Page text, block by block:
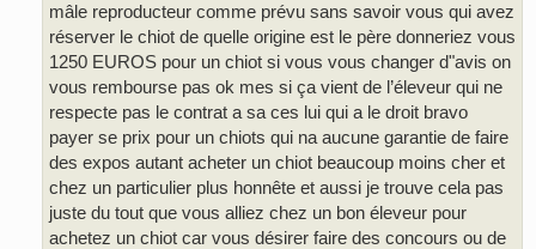
mâle reproducteur comme prévu sans savoir vous qui avez
réserver le chiot de quelle origine est le père donneriez vous
1250 EUROS pour un chiot si vous vous changer d"avis on
vous rembourse pas ok mes si ça vient de l’éleveur qui ne
respecte pas le contrat a sa ces lui qui a le droit bravo
payer se prix pour un chiots qui na aucune garantie de faire
des expos autant acheter un chiot beaucoup moins cher et
chez un particulier plus honnête et aussi je trouve cela pas
juste du tout que vous alliez chez un bon éleveur pour
achetez un chiot car vous désirer faire des concours ou de